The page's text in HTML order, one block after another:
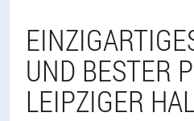
UND BESTER
LEIPZIGER